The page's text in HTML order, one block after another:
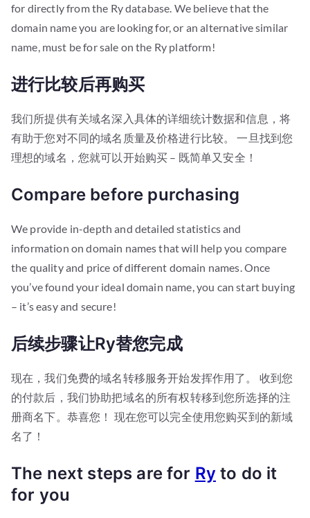
for directly from the Ry database. We believe that the
domain name you are looking for, or an alternative similar
name, must be for sale on the Ry platform!
进行比较后再购买
我们所提供有关域名深入具体的详细统计数据和信息，将
有助于您对不同的域名质量及价格进行比较。 一旦找到您
理想的域名，您就可以开始购买 – 既简单又安全！
Compare before purchasing
We provide in-depth and detailed statistics and
information on domain names that will help you compare
the quality and price of different domain names. Once
you’ve found your ideal domain name, you can start buying
– it’s easy and secure!
后续步骤让Ry替您完成
现在，我们免费的域名转移服务开始发挥作用了。 收到您
的付款后，我们协助把域名的所有权转移到您所选择的注
册商名下。恭喜您！ 现在您可以完全使用您购买到的新域
名了！
The next steps are for Ry to do it
for you